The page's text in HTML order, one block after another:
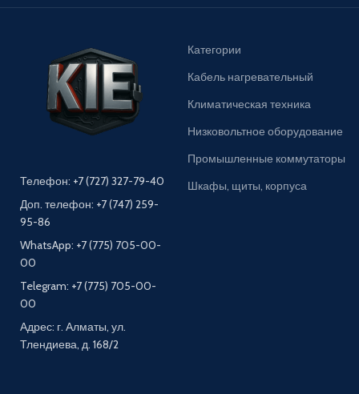
Телефон: +7 (727) 327-79-40
Доп. телефон: +7 (747) 259-
95-86
WhatsApp: +7 (775) 705-00-
00
Telegram: +7 (775) 705-00-
00
Адрес: г. Алматы, ул.
Тлендиева, д. 168/2
Категории
Кабель нагревательный
Климатическая техника
Низковольтное оборудование
Промышленные коммутаторы
Шкафы, щиты, корпуса